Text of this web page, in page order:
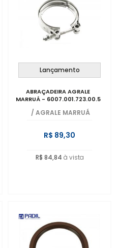
Lançamento
ABRAÇADEIRA AGRALE
MARRUÁ - 6007.001.723.00.5
/ AGRALE MARRUÁ
R$ 89,30
R$ 84,84 à vista